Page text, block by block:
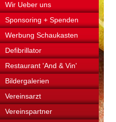
Wir Ueber uns
Sponsoring + Spenden
Werbung Schaukasten
Defibrillator
Restaurant 'And & Vin'
Bildergalerien
Vereinsarzt
Vereinspartner